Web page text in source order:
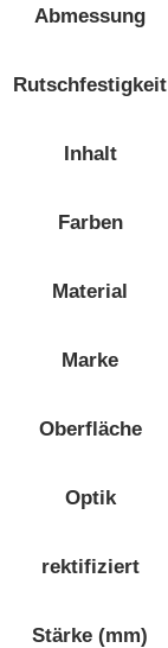
Abmessung
Rutschfestigkeit
Inhalt
Farben
Material
Marke
Oberfläche
Optik
rektifiziert
Stärke (mm)